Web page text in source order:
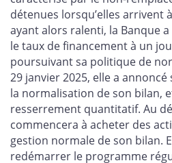
détenues lorsqu’elles arrivent
ayant alors ralenti, la Banque
le taux de financement à un
poursuivant sa politique de
29 janvier 2025, elle a
la normalisation de son bilan,
resserrement quantitatif. Au
commencera à acheter des
gestion normale de son bilan.
redémarrer le programme